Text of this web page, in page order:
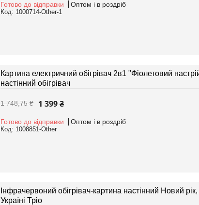
Готово до відправки Оптом і в роздріб
1000714-Other-1
Картина електричний обігрівач 2в1 "Фіолетовий
настінний обігрівач
1 748,75 ₴ 1 399 ₴
Готово до відправки Оптом і в роздріб
1008851-Other
Інфрачервоний обігрівач-картина настінний Новий
Україні Тріо